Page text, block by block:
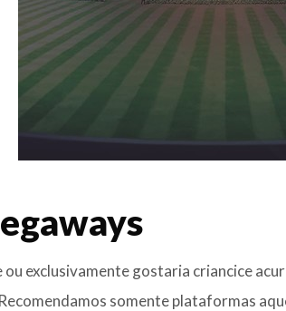
exclusivamente gostaria criancice
somente plataformas